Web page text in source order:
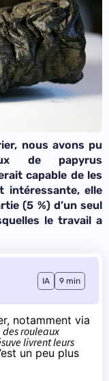
nous avons pu
de papyrus
capable de les
intéressante, elle
(5 %) d’un seul
le travail a
IA 9 min
notamment via
des rouleaux
livrent leurs
un peu plus